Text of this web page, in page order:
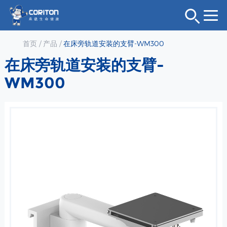
首页/ 产品 /在床旁轨道安装的支臂-WM300
在床旁轨道安装的支臂-
WM300